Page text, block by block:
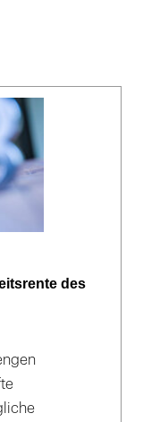
des